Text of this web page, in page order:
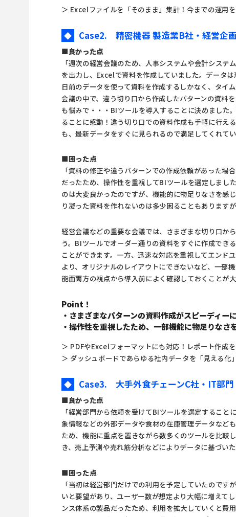
＞ Excelファイルを「そのまま」集計！今までの運用
◆ Case2. 精密機器 製造業B社・経営企
■良かった点
「週次の経営会議のため、人事システムや会計シス
を出力し、Excelで資料を作成していました。データ
日前のデータを使って資料を作成するしかなく、タイ
会議の中で、違う切り口から作成したパターンの資料
も悩みで・・・ BIツールを導入することに決めました
ることに感動！違う切り口での資料作成も手軽に行え
も、最新データをすぐに見られるので満足してくれてい
■困った点
「資料の修正や違うパターンでの作成依頼があった
だったため、操作性を重視してBIツールを選定しまし
のは大変良かったのですが、機能的に物足りなさを感
り凝った資料を作れないのは多少困ることもあります
経営会議などの重要な会議では、さまざまな切り口か
う。 BIツールでオーダー通りの資料をすぐに作成でき
ことができます。一方、迅速な対応を重視してエンド
より、オリジナルのレイアウトにできないなど、一部
能面両方の視点から導入前によく確認しておくことが大
Point！
・さまざまなパターンの資料作成がスピーディー
・操作性を重視したため、一部機能に物足りなさ
＞ PDFやExcelフォーマットにも対応！レポート作成
＞ ダッシュボードであらゆる社内データを「見える化」
◆ Case3. 大手外食チェーンC社・IT部門
■良かった点
「経営部門から依頼を受けてBIツールを選定すること
象情報などの外部データや食材の在庫管理データなど
ため、機能に重点を置きながら数多くのツールを比較
き、売上予測や売れ筋分析などによりデータに基づい
■困った点
「当初は経営部門だけでの利用を予定していたのです
いと要望があり、ユーザー数が想定より大幅に増えて
ンス体系の製品だったため、利用を拡大していくと費